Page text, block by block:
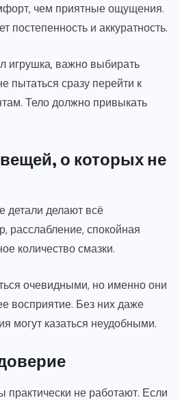
чем приятные ощущения.
постепенность и аккуратность.
игрушка, важно выбирать
пытаться сразу перейти к
Тело должно привыкать
о которых не
детали делают всё
спокойная
количество смазки.
очевидными, но именно они
восприятие. Без них даже
могут казаться неудобными.
практически не работают. Если